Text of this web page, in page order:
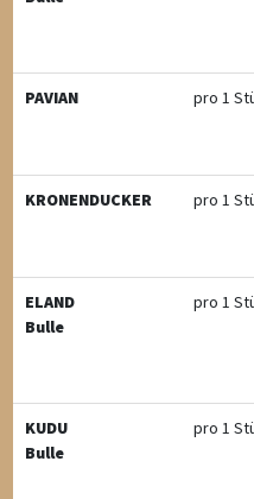
PAVIAN pro 1
KRONENDUCKER pro 1
ELAND
Bulle
pro 1
KUDU
Bulle
pro 1